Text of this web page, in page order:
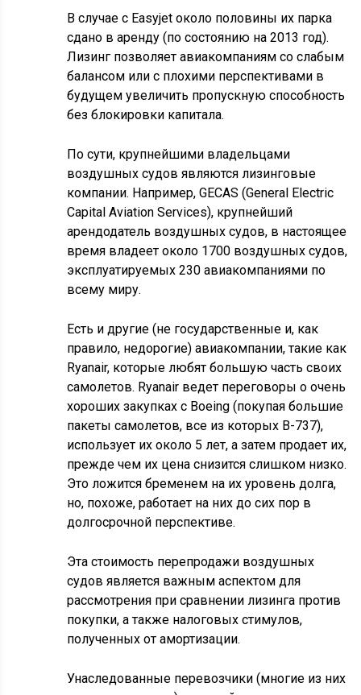
В случае с Easyjet около половины их парка
сдано в аренду (по состоянию на 2013 год).
Лизинг позволяет авиакомпаниям со слабым
балансом или с плохими перспективами в
будущем увеличить пропускную способность
без блокировки капитала.
По сути, крупнейшими владельцами
воздушных судов являются лизинговые
компании. Например, GECAS (General Electric
Capital Aviation Services), крупнейший
арендодатель воздушных судов, в настоящее
время владеет около 1700 воздушных судов,
эксплуатируемых 230 авиакомпаниями по
всему миру.
Есть и другие (не государственные и, как
правило, недорогие) авиакомпании, такие как
Ryanair, которые любят большую часть своих
самолетов. Ryanair ведет переговоры о очень
хороших закупках с Boeing (покупая большие
пакеты самолетов, все из которых B-737),
использует их около 5 лет, а затем продает их,
прежде чем их цена снизится слишком низко.
Это ложится бременем на их уровень долга,
но, похоже, работает на них до сих пор в
долгосрочной перспективе.
Эта стоимость перепродажи воздушных
судов является важным аспектом для
рассмотрения при сравнении лизинга против
покупки, а также налоговых стимулов,
полученных от амортизации.
Унаследованные перевозчики (многие из них